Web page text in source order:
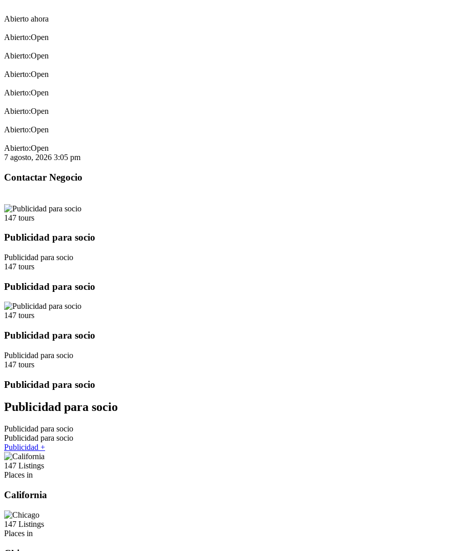
Open
Open
Open
Open
Open
Open
Open
7 agosto, 2026 3:05 pm
147 tours
Publicidad para socio
Publicidad para socio
147 tours
Publicidad para socio
147 tours
Publicidad para socio
Publicidad para socio
147 tours
Publicidad para socio
Publicidad para socio
Publicidad para socio
Publicidad para socio
Publicidad +
147 Listings
Places in
California
147 Listings
Places in